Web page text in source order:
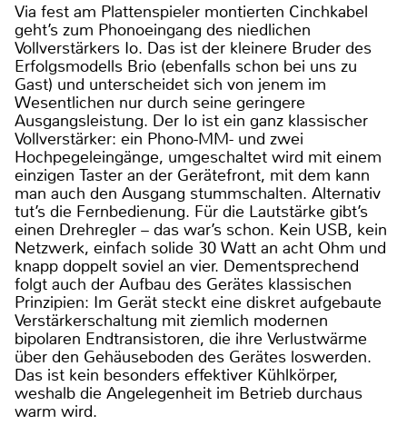
Via fest am Plattenspieler montierten Cinchkabel
geht’s zum Phonoeingang des niedlichen
Vollverstärkers Io. Das ist der kleinere Bruder des
Erfolgsmodells Brio (ebenfalls schon bei uns zu
Gast) und unterscheidet sich von jenem im
Wesentlichen nur durch seine geringere
Ausgangsleistung. Der Io ist ein ganz klassischer
Vollverstärker: ein Phono-MM- und zwei
Hochpegeleingänge, umgeschaltet wird mit einem
einzigen Taster an der Gerätefront, mit dem kann
man auch den Ausgang stummschalten. Alternativ
tut’s die Fernbedienung. Für die Lautstärke gibt’s
einen Drehregler – das war’s schon. Kein USB, kein
Netzwerk, einfach solide 30 Watt an acht Ohm und
knapp doppelt soviel an vier. Dementsprechend
folgt auch der Aufbau des Gerätes klassischen
Prinzipien: Im Gerät steckt eine diskret aufgebaute
Verstärkerschaltung mit ziemlich modernen
bipolaren Endtransistoren, die ihre Verlustwärme
über den Gehäuseboden des Gerätes loswerden.
Das ist kein besonders effektiver Kühlkörper,
weshalb die Angelegenheit im Betrieb durchaus
warm wird.